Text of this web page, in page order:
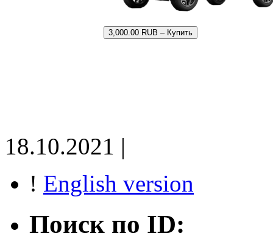
3,000.00 RUB – Купить
18.10.2021 |
! English version
Поиск по ID: